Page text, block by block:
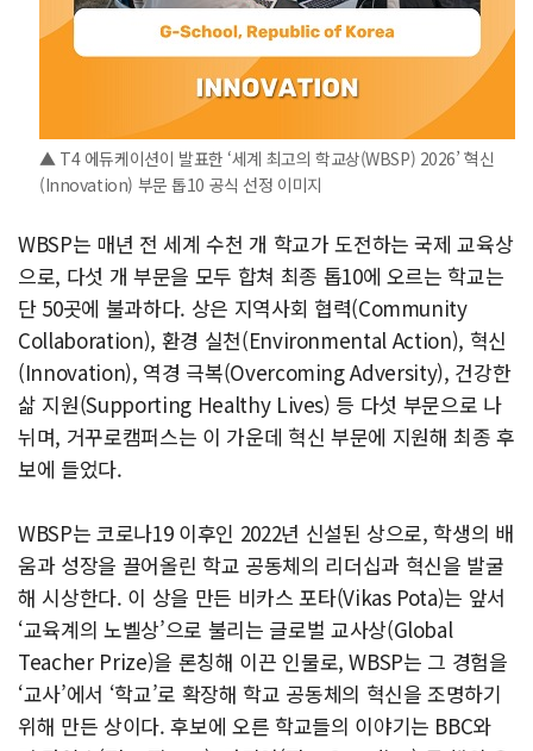
▲ T4 에듀케이션이 발표한 ‘세계 최고의 학교상(WBSP) 2026’ 혁신
(Innovation) 부문 톱10 공식 선정 이미지
WBSP는 매년 전 세계 수천 개 학교가 도전하는 국제 교육상
으로, 다섯 개 부문을 모두 합쳐 최종 톱10에 오르는 학교는
단 50곳에 불과하다. 상은 지역사회 협력(Community
Collaboration), 환경 실천(Environmental Action), 혁신
(Innovation), 역경 극복(Overcoming Adversity), 건강한
삶 지원(Supporting Healthy Lives) 등 다섯 부문으로 나
뉘며, 거꾸로캠퍼스는 이 가운데 혁신 부문에 지원해 최종 후
보에 들었다.
WBSP는 코로나19 이후인 2022년 신설된 상으로, 학생의 배
움과 성장을 끌어올린 학교 공동체의 리더십과 혁신을 발굴
해 시상한다. 이 상을 만든 비카스 포타(Vikas Pota)는 앞서
‘교육계의 노벨상’으로 불리는 글로벌 교사상(Global
Teacher Prize)을 론칭해 이끈 인물로, WBSP는 그 경험을
‘교사’에서 ‘학교’로 확장해 학교 공동체의 혁신을 조명하기
위해 만든 상이다. 후보에 오른 학교들의 이야기는 BBC와